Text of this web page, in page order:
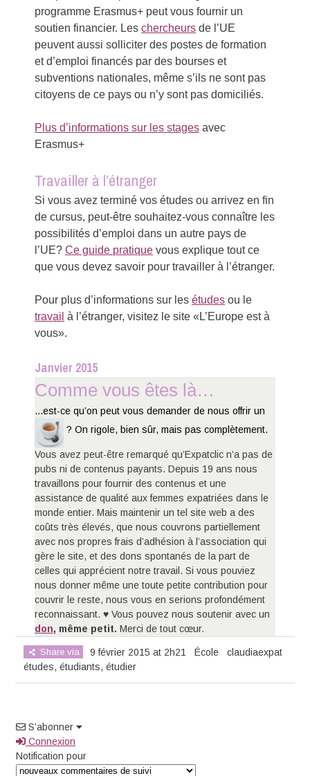
programme Erasmus+ peut vous fournir un
soutien financier. Leschercheurs de l’UE
peuvent aussi solliciter des postes de formation
et d’emploi financés par des bourses et
subventions nationales, même s’ils ne sont pas
citoyens de ce pays ou n’y sont pas domiciliés.
Plus d’informations sur les stages avec
Erasmus+
Travailler à l’étranger
Si vous avez terminé vos études ou arrivez en fin
de cursus, peut-être souhaitez-vous connaître les
possibilités d’emploi dans un autre pays de
l’UE?Ce guide pratique vous explique tout ce
que vous devez savoir pour travailler à l’étranger.
Pour plus d’informations sur lesétudes ou le
travail à l’étranger, visitez le site «L’Europe est à
vous».
Janvier 2015
Comme vous êtes là…
...est-ce qu’on peut vous demander de nous offrir un
? On rigole, bien sûr, mais pas complètement.
Vous avez peut-être remarqué qu’Expatclic n’a pas de
pubs ni de contenus payants. Depuis 19 ans nous
travaillons pour fournir des contenus et une
assistance de qualité aux femmes expatriées dans le
monde entier. Mais maintenir un tel site web a des
coûts très élevés, que nous couvrons partiellement
avec nos propres frais d’adhésion à l’association qui
gère le site, et des dons spontanés de la part de
celles qui apprécient notre travail. Si vous pouviez
nous donner même une toute petite contribution pour
couvrir le reste, nous vous en serions profondément
reconnaissant. ♥ Vous pouvez nous soutenir avec un
don, même petit.Merci de tout cœur.
Share via 9 février 2015 at 2h21
École
études,étudiants,étudier
claudiaexpat
S’abonner
Connexion
Notification pour